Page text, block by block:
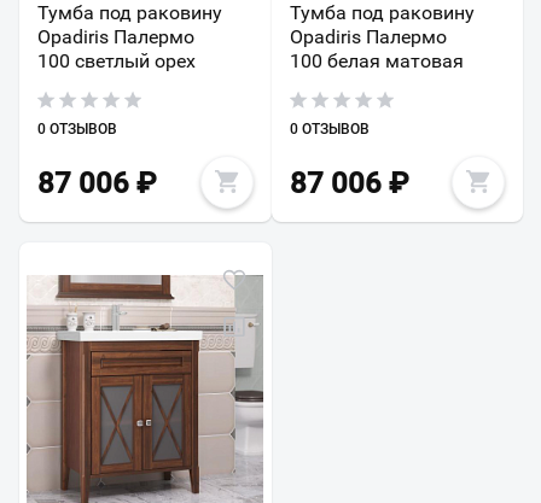
Тумба под раковину
Opadiris Палермо
100 светлый орех
0 ОТЗЫВОВ
87 006 ₽
Тумба под раковину
Opadiris Палермо
100 белая матовая
0 ОТЗЫВОВ
87 006₽